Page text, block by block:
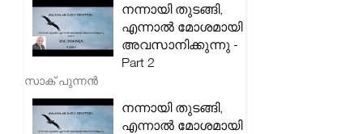
നന്നായി തുടങ്ങി,
എന്നാൽ മോശമായി
അവസാനിക്കുന്നു -
Part 2
സാക് പുന്നൻ
നന്നായി തുടങ്ങി,
എന്നാൽ മോശമായി